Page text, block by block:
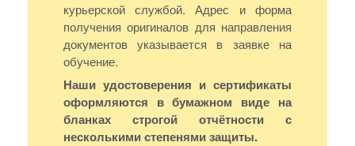
курьерской службой. Адрес и форма
получения оригиналов для направления
документов указывается в заявке на
обучение.
Наши удостоверения и сертификаты
оформляются в бумажном виде на
бланках строгой отчётности с
несколькими степенями защиты.